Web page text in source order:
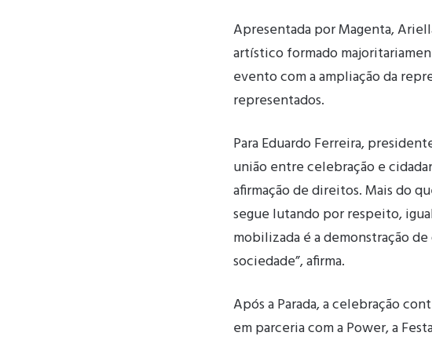
Apresentada porMagenta,
artístico formado
evento com a ampliação da
representados.
Para Eduardo Ferreira,
união entre celebração e
afirmação de direitos. Mais do
segue lutando por respeito,
mobilizada é a demonstração
sociedade”, afirma.
Após a Parada, a celebração
em parceria com a Power, a